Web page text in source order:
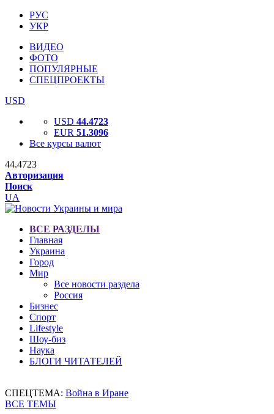
РУС
УКР
ВИДЕО
ФОТО
ПОПУЛЯРНЫЕ
СПЕЦПРОЕКТЫ
USD
USD 44.4723
EUR 51.3096
Все курсы валют
44.4723
Авторизация
Поиск
UA
ВСЕ РАЗДЕЛЫ
Главная
Украина
Город
Мир
Все новости раздела
Россия
Бизнес
Спорт
Lifestyle
Шоу-биз
Наука
БЛОГИ ЧИТАТЕЛЕЙ
СПЕЦТЕМА: Война в Иране
ВСЕ ТЕМЫ